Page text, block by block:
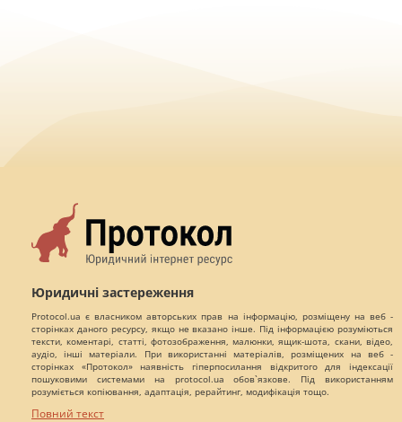
Юридичні застереження
Protocol.ua є власником авторських прав на інформацію, розміщену на веб -
сторінках даного ресурсу, якщо не вказано інше. Під інформацією розуміються
тексти, коментарі, статті, фотозображення, малюнки, ящик-шота, скани, відео,
аудіо, інші матеріали. При використанні матеріалів, розміщених на веб -
сторінках «Протокол» наявність гіперпосилання відкритого для індексації
пошуковими системами на protocol.ua обов`язкове. Під використанням
розуміється копіювання, адаптація, рерайтинг, модифікація тощо.
Повний текст